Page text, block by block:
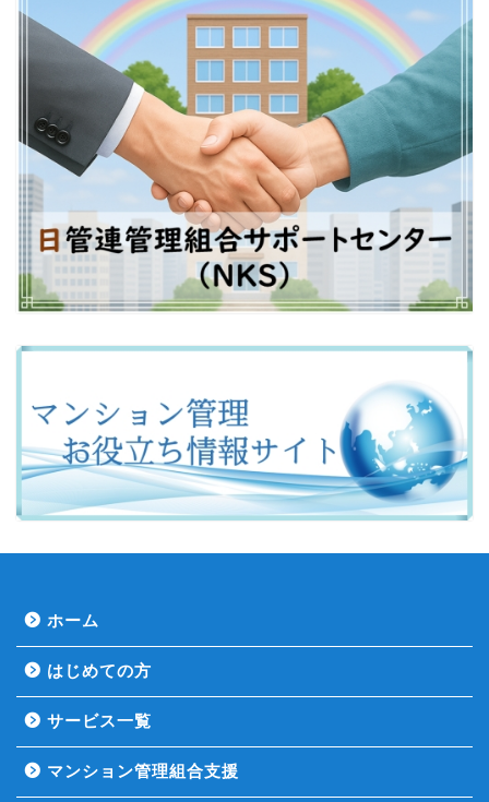
ホーム
はじめての方
サービス一覧
マンション管理組合支援